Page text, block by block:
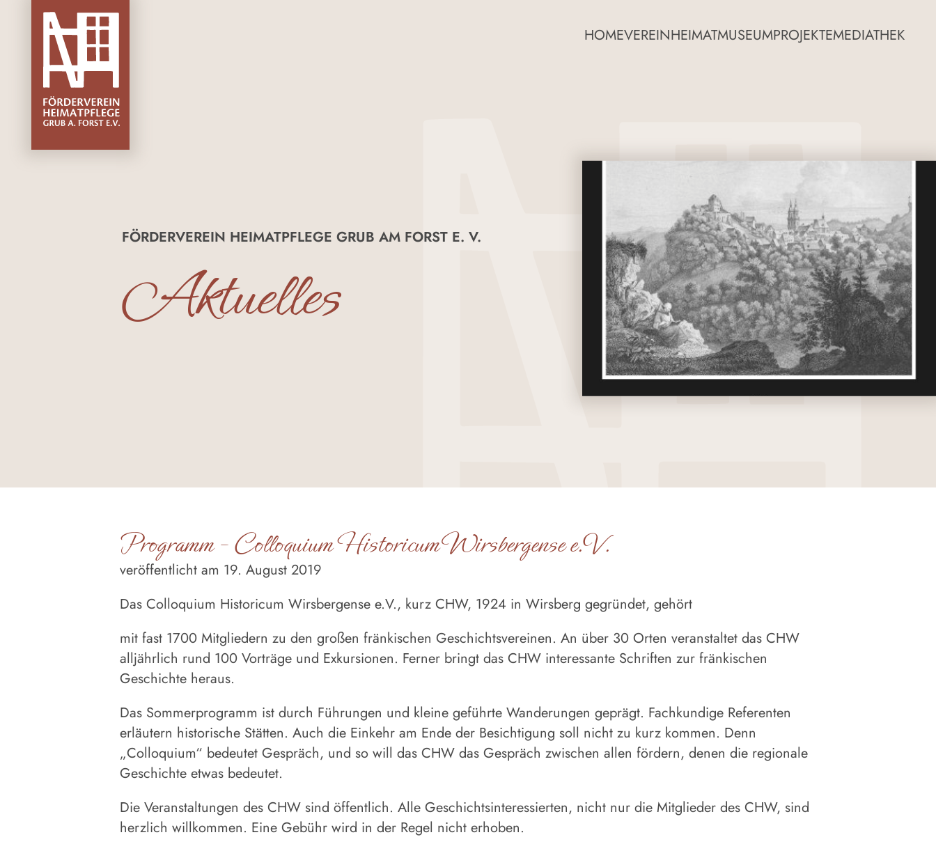
HOMEVEREINHEIMATMUSEUMPROJEKTEMEDIATHEK
FÖRDERVEREIN HEIMATPFLEGE GRUB AM FORST E. V.
Aktuelles
Programm – Colloquium Historicum Wirsbergense e.V.
veröffentlicht am 19. August 2019
Das Colloquium Historicum Wirsbergense e.V., kurz CHW, 1924 in Wirsberg gegründet, gehört
mit fast 1700 Mitgliedern zu den großen fränkischen Geschichtsvereinen. An über 30 Orten veranstaltet das CHW
alljährlich rund 100 Vorträge und Exkursionen. Ferner bringt das CHW interessante Schriften zur fränkischen
Geschichte heraus.
Das Sommerprogramm ist durch Führungen und kleine geführte Wanderungen geprägt. Fachkundige Referenten
erläutern historische Stätten. Auch die Einkehr am Ende der Besichtigung soll nicht zu kurz kommen. Denn
„Colloquium“ bedeutet Gespräch, und so will das CHW das Gespräch zwischen allen fördern, denen die regionale
Geschichte etwas bedeutet.
Die Veranstaltungen des CHW sind öffentlich. Alle Geschichtsinteressierten, nicht nur die Mitglieder des CHW, sind
herzlich willkommen. Eine Gebühr wird in der Regel nicht erhoben.